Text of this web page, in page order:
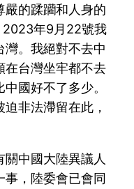
嚴的蹂躪和人身的
2023年9月22號我
。我絕對不去中
在台灣坐牢都不去
國好不了多少。
非法滯留在此，
中國大陸異議人
事，陸委會已會同